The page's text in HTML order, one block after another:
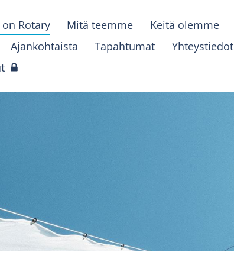
Rotary Mitä teemme Keitä olemme
Ajankohtaista Tapahtumat Yhteystiedot